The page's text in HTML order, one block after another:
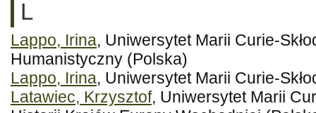
L
Lappo, Irina, Uniwersytet Marii Curie-
Humanistyczny (Polska)
Lappo, Irina, Uniwersytet Marii Curie-
Latawiec, Krzysztof, Uniwersytet Marii